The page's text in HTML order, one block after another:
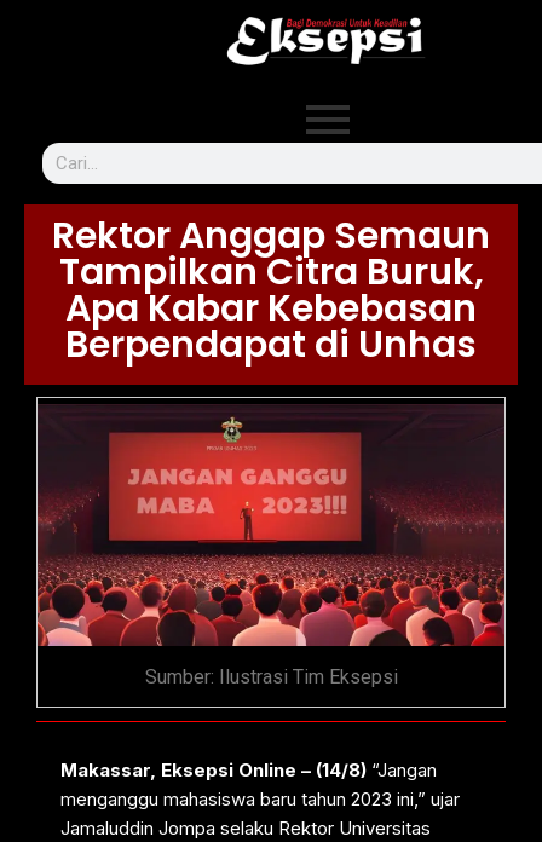
Rektor Anggap Semaun
Tampilkan Citra Buruk,
Apa Kabar Kebebasan
Berpendapat di Unhas
Sumber: Ilustrasi Tim Eksepsi
Makassar, Eksepsi Online – (14/8) “Jangan
menganggu mahasiswa baru tahun 2023 ini,” ujar
Jamaluddin Jompa selaku Rektor Universitas